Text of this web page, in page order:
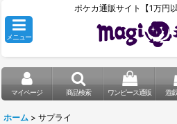
ポケカ通販サイト【1万円
メニュー
マイページ 商品検索 ワンピース通販 遊
ホーム > サプライ